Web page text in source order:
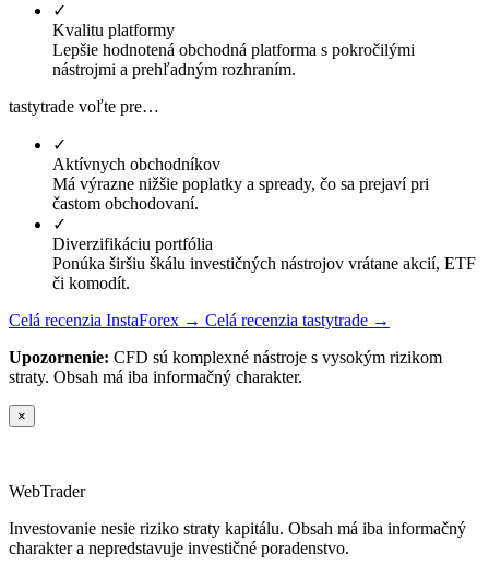
✓
Kvalitu platformy
Lepšie hodnotená obchodná platforma s pokročilými
nástrojmi a prehľadným rozhraním.
tastytrade voľte pre…
✓
Aktívnych obchodníkov
Má výrazne nižšie poplatky a spready, čo sa prejaví pri
častom obchodovaní.
✓
Diverzifikáciu portfólia
Ponúka širšiu škálu investičných nástrojov vrátane akcií, ETF
či komodít.
Celá recenzia InstaForex → Celá recenzia tastytrade →
Upozornenie: CFD sú komplexné nástroje s vysokým rizikom
straty. Obsah má iba informačný charakter.
×
WebTrader
Investovanie nesie riziko straty kapitálu. Obsah má iba informačný
charakter a nepredstavuje investičné poradenstvo.